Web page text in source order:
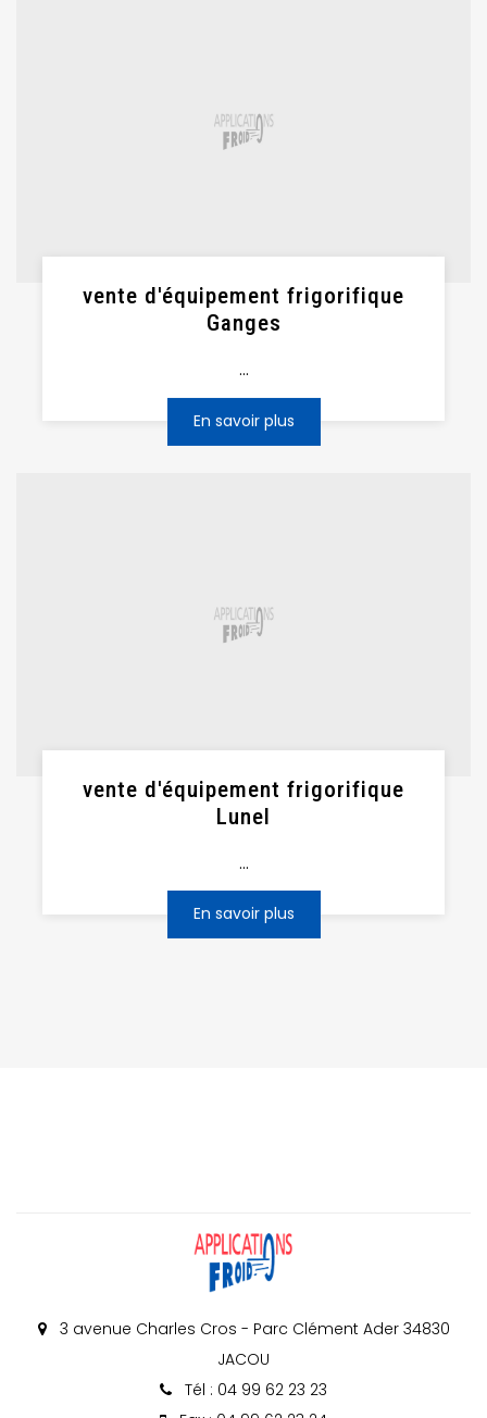
vente d'équipement frigorifique
Ganges
...
En savoir plus
vente d'équipement frigorifique
Lunel
...
En savoir plus
3 avenue Charles Cros - Parc Clément Ader 34830
JACOU
Tél : 04 99 62 23 23